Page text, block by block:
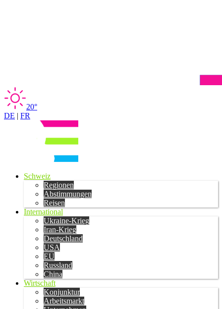
20°
DE | FR
Schweiz
Regionen
Abstimmungen
Reisen
International
Ukraine-Krieg
Iran-Krieg
Deutschland
USA
EU
Russland
China
Wirtschaft
Konjunktur
Arbeitsmarkt